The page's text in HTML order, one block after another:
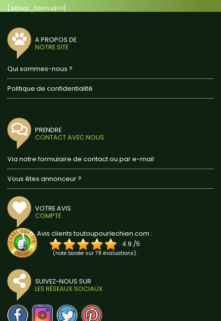
[sibwp_form id=1]
A PROPOS DE
NOTRE SITE
Qui sommes-nous ?
Politique de confidentialité
PRENDRE
CONTACT AVEC NOUS
Via notre formulaire de contact ou par e-mail
Vous êtes annonceur ?
VOTRE AVIS
COMPTE
Avis clients toutoupourlechien.com :
4.9 /5
(note basée sur 78 évaluations).
SUIVEZ-NOUS SUR
LES RÉSEAUX SOCIAUX